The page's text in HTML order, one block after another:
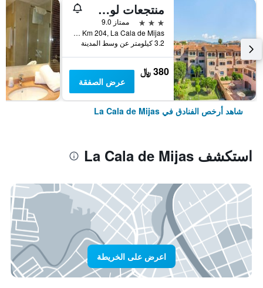
منتجعات لوس أميغوس بيتش كلوب باي دايموند
3 نجوم
ممتاز 9.0
Urb. Playamarina, Ctra De Cadiz Km 204, La Cala de Mijas, منطقة أندلوسيا, أسبانيا
3.2 كيلومتر عن وسط المدينة
380 ﷼
عرض الصفقة
شاهد أرخص الفنادق في La Cala de Mijas
استكشف La Cala de Mijas
اعرض على الخريطة